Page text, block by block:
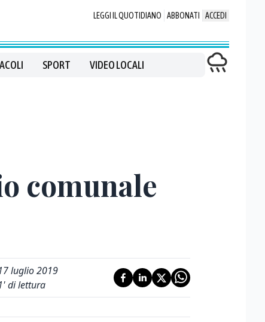
LEGGI IL QUOTIDIANO ABBONATI ACCEDI
SPORT VIDEO LOCALI
comunale
luglio 2019
' di lettura